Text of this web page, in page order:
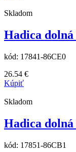
Skladom
Hadica
kód: 17841-86CE0
26.54 €
Kúpiť
Skladom
Hadica
kód: 17851-86CB1